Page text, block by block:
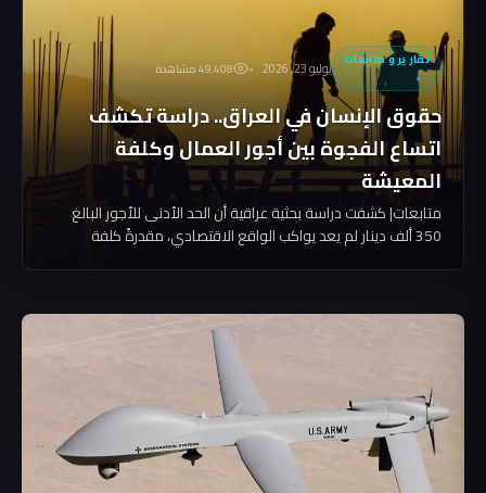
تقارير و متابعات يوليو 23, 2026 49٬408 مشاهدة
حقوق الإنسان في العراق.. دراسة تكشف
اتساع الفجوة بين أجور العمال وكلفة
المعيشة
متابعات| كشفت دراسة بحثية عراقية أن الحد الأدنى للأجور البالغ
350 ألف دينار لم يعد يواكب الواقع الاقتصادي، مقدرةً كلفة